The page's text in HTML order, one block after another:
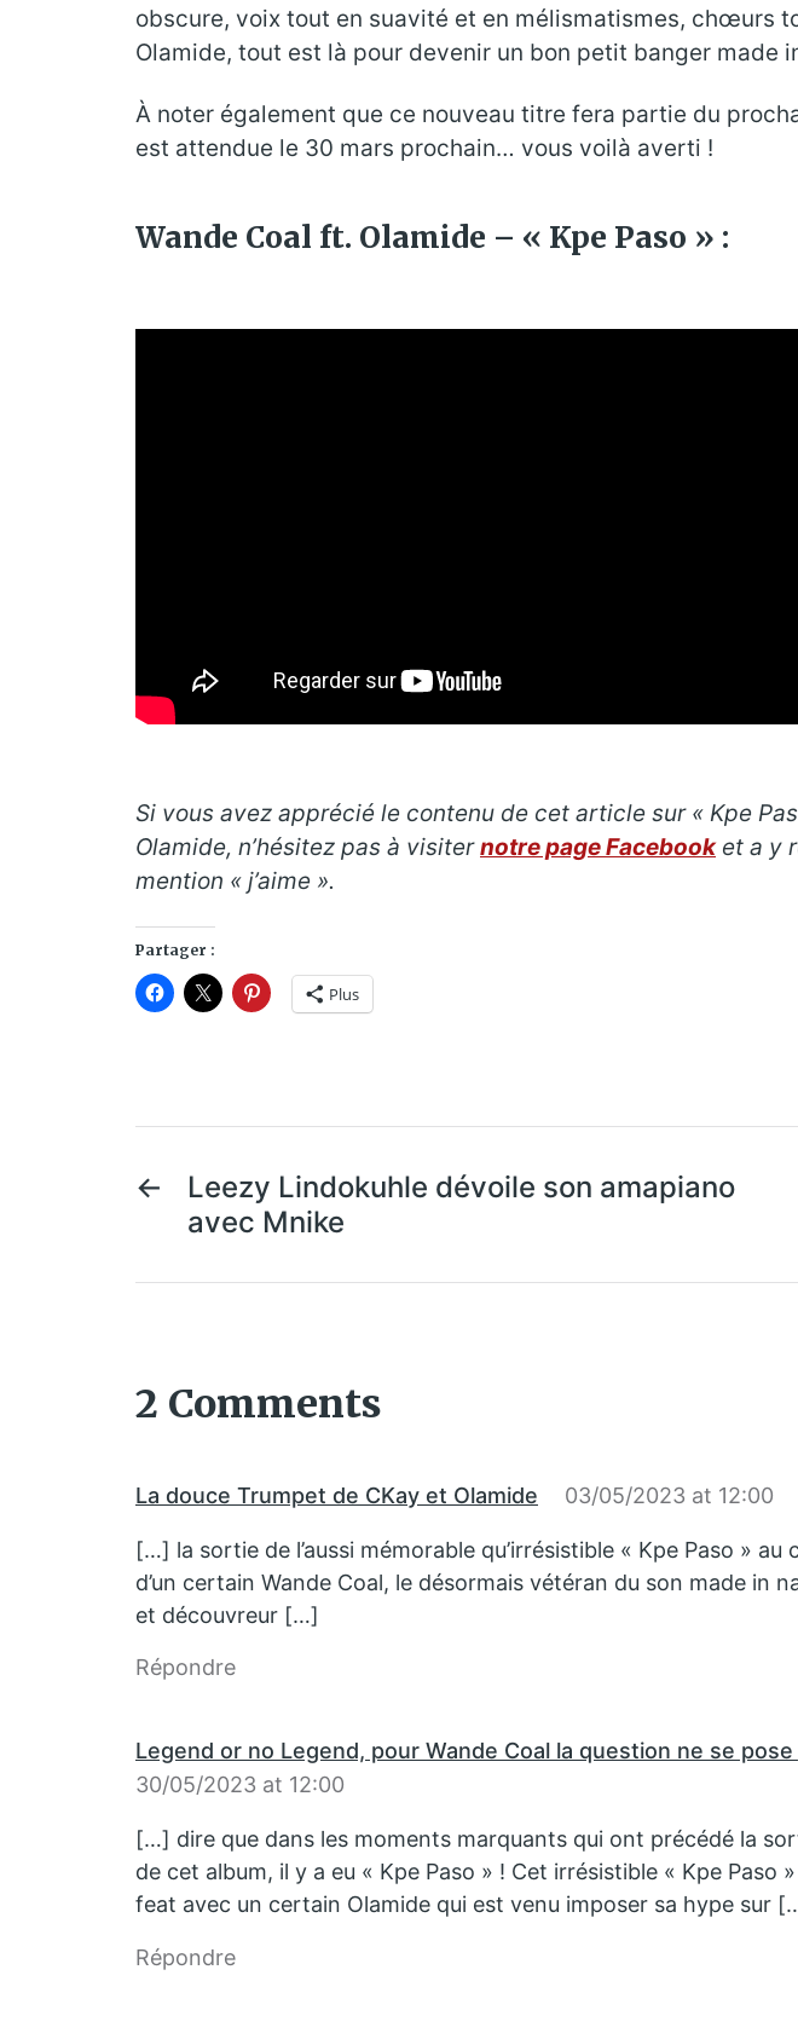
obscure, voix tout en suavité et en mélismatismes, chœurs
Olamide, tout est là pour devenir un bon petit banger made
À noter également que ce nouveau titre fera partie du
est attendue le 30 mars prochain… vous voilà averti !
Wande Coal ft. Olamide – « Kpe Paso » :
Si vous avez apprécié le contenu de cet article sur « Kpe
Olamide, n’hésitez pas à visiternotre page Facebooket a y
mention « j’aime ».
Partager :
Plus
←
Leezy Lindokuhle dévoile son amapiano
avec Mnike
2 Comments
La douce Trumpet de CKay et Olamide 03/05/2023 at 12:00
[…] la sortie de l’aussi mémorable qu’irrésistible « Kpe Paso » au
d’un certain Wande Coal, le désormais vétéran du son made in
et découvreur […]
Répondre
Legend or no Legend, pour Wande Coal la question ne se pose
30/05/2023 at 12:00
[…] dire que dans les moments marquants qui ont précédé la
de cet album, il y a eu « Kpe Paso » ! Cet irrésistible « Kpe Paso
feat avec un certain Olamide qui est venu imposer sa hype sur
Répondre